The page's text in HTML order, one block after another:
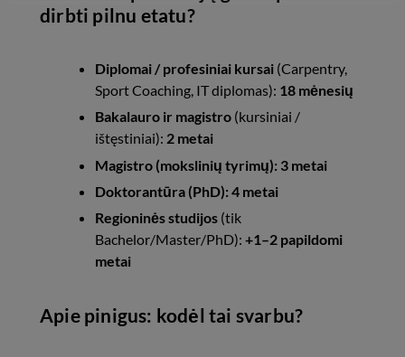
dirbti pilnu etatu?
Diplomai / profesiniai kursai (Carpentry,
Sport Coaching, IT diplomas): 18 mėnesių
Bakalauro ir magistro (kursiniai /
ištęstiniai): 2 metai
Magistro (mokslinių tyrimų): 3 metai
Doktorantūra (PhD): 4 metai
Regioninės studijos (tik
Bachelor/Master/PhD):+1–2 papildomi
metai
Apie pinigus: kodėl tai svarbu?